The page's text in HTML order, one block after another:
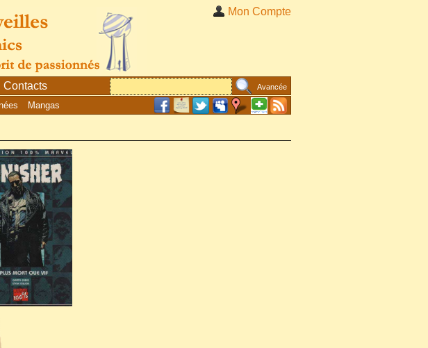
Mon Compte
Contacts Avancée
Mangas